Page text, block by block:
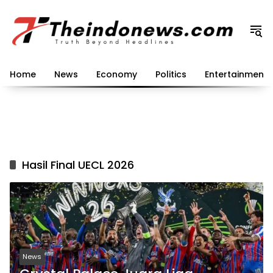
konten
Home News Economy Politics Entertainment
Hasil Final UECL 2026
News